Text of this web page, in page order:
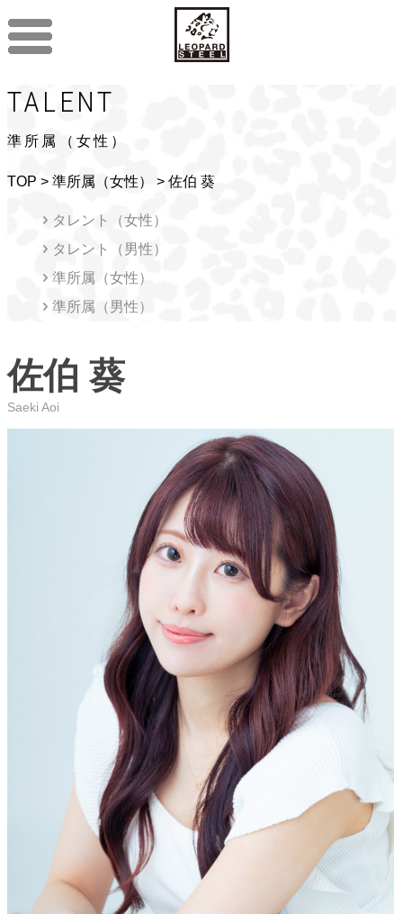
TALENT
準所属（女性）
TOP > 準所属（女性） > 佐伯 葵
タレント（女性）
タレント（男性）
準所属（女性）
準所属（男性）
佐伯 葵
Saeki Aoi